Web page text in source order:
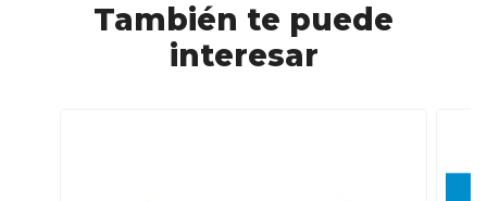
También te puede
interesar